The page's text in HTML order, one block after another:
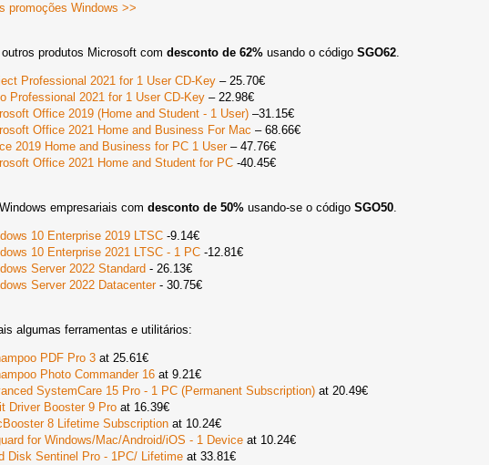
promoções Windows >>
produtos Microsoft com desconto de 62% usando o código SGO62.
Professional 2021 for 1 User CD-Key – 25.70€
Professional 2021 for 1 User CD-Key – 22.98€
Office 2019 (Home and Student - 1 User) –31.15€
Office 2021 Home and Business For Mac – 68.66€
2019 Home and Business for PC 1 User– 47.76€
Office 2021 Home and Student for PC -40.45€
empresariais com desconto de 50% usando-se o código SGO50.
10 Enterprise 2019 LTSC -9.14€
10 Enterprise 2021 LTSC - 1 PC -12.81€
Server 2022 Standard - 26.13€
Server 2022 Datacenter- 30.75€
algumas ferramentas e utilitários:
PDF Pro 3 at 25.61€
Photo Commander 16 at 9.21€
SystemCare 15 Pro - 1 PC (Permanent Subscription) at 20.49€
Driver Booster 9 Pro at 16.39€
8 Lifetime Subscription at 10.24€
for Windows/Mac/Android/iOS - 1 Device at 10.24€
Disk Sentinel Pro - 1PC/ Lifetime at 33.81€